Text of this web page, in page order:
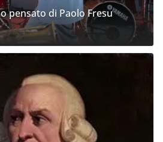
pensato di Paolo Fresu